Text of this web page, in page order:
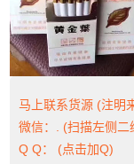
马上联系货源 (注明
微信：. (扫描左侧二
Q Q：
(点击加Q)